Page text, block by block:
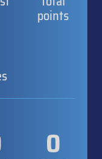
points
0